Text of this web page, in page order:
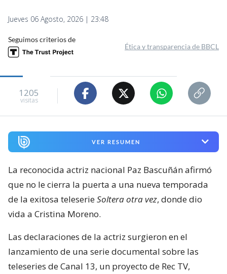
Jueves 06 Agosto, 2026 | 23:48
Seguimos criterios de
Ética y transparencia de BBCL
1205
visitas
VER RESUMEN
La reconocida actriz nacional Paz Bascuñán afirmó
que no le cierra la puerta a una nueva temporada
de la exitosa teleserieSoltera otra vez, donde dio
vida a Cristina Moreno.
Las declaraciones de la actriz surgieron en el
lanzamiento de una serie documental sobre las
teleseries de Canal 13, un proyecto de Rec TV,